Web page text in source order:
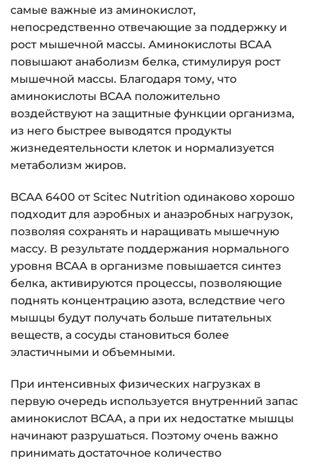
самые важные из аминокислот,
непосредственно отвечающие за поддержку и
рост мышечной массы. Аминокислоты BCAA
повышают анаболизм белка, стимулируя рост
мышечной массы. Благодаря тому, что
аминокислоты BCAA положительно
воздействуют на защитные функции организма,
из него быстрее выводятся продукты
жизнедеятельности клеток и нормализуется
метаболизм жиров.
BCAA 6400 от Scitec Nutrition одинаково хорошо
подходит для аэробных и анаэробных нагрузок,
позволяя сохранять и наращивать мышечную
массу. В результате поддержания нормального
уровня BCAA в организме повышается синтез
белка, активируются процессы, позволяющие
поднять концентрацию азота, вследствие чего
мышцы будут получать больше питательных
веществ, а сосуды становиться более
эластичными и объемными.
При интенсивных физических нагрузках в
первую очередь используется внутренний запас
аминокислот BCAA, а при их недостатке мышцы
начинают разрушаться. Поэтому очень важно
принимать достаточное количество